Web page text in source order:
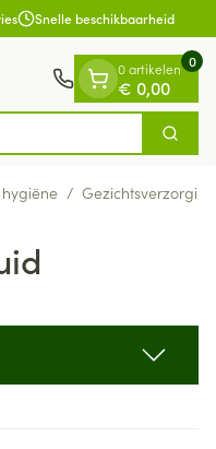
Snelle beschikbaarheid
Zoek
0 artikelen
€ 0,00
0
/ Gezichtsverzorging